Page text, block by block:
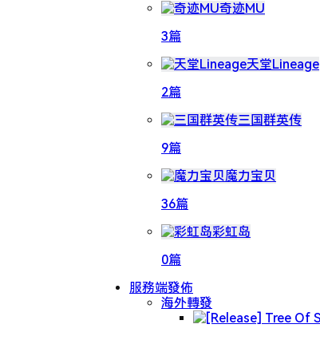
奇迹MU
3篇
天堂Lineage
2篇
三国群英传
9篇
魔力宝贝
36篇
彩虹岛
0篇
服務端發佈
海外轉發